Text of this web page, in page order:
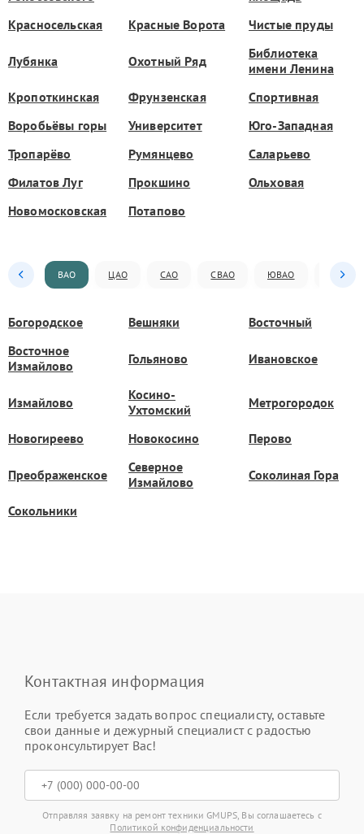
Красносельская
Красные Ворота Чистые пруды
Лубянка Охотный Ряд
Библиотека
имени Ленина
Кропоткинская
Фрунзенская
Спортивная
Воробьёвы горы
Университет
Юго-Западная
Тропарёво
Румянцево
Саларьево
Филатов Луг
Прокшино
Ольховая
Новомосковская
Потапово
ВАО ЦАО САО СВАО ЮВАО ЮАО
Богородское Вешняки
Восточный
Восточное
Измайлово
Гольяново Ивановское
Измайлово
Косино-
Ухтомский
Метрогородок
Новогиреево Новокосино Перово
Преображенское
Северное
Измайлово
Соколиная Гора
Сокольники
Контактная информация
Если требуется задать вопрос специалисту, оставьте
свои данные и дежурный специалист с радостью
проконсультирует Вас!
Отправляя заявку на ремонт техники GMUPS, Вы соглашаетесь с
Политикой конфиденциальности